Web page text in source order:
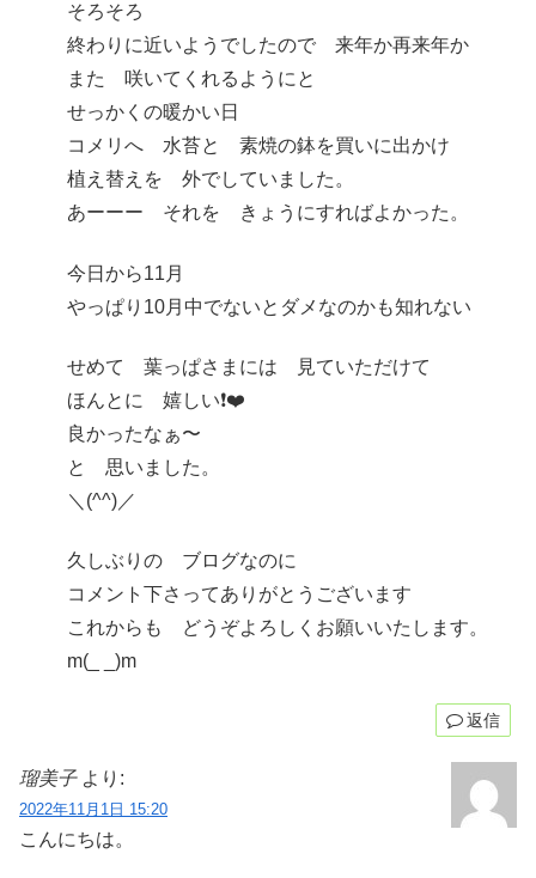
そろそろ
終わりに近いようでしたので 来年か再来年か
また 咲いてくれるようにと
せっかくの暖かい日
コメリへ 水苔と 素焼の鉢を買いに出かけ
植え替えを 外でしていました。
あーーー それを きょうにすればよかった。
今日から11月
やっぱり10月中でないとダメなのかも知れない
せめて 葉っぱさまには 見ていただけて
ほんとに 嬉しい❗️❤️
良かったなぁ〜
と 思いました。
＼(^^)／
久しぶりの ブログなのに
コメント下さってありがとうございます
これからも どうぞよろしくお願いいたします。
m(_ _)m
返信
瑠美子 より:
2022年11月1日 15:20
こんにちは。